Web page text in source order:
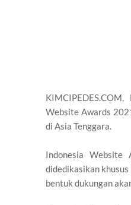
Website Awards
di Asia Tenggara.
Indonesia Website
didedikasikan
bentuk dukungan